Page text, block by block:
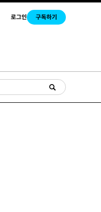
로그인 구독하기